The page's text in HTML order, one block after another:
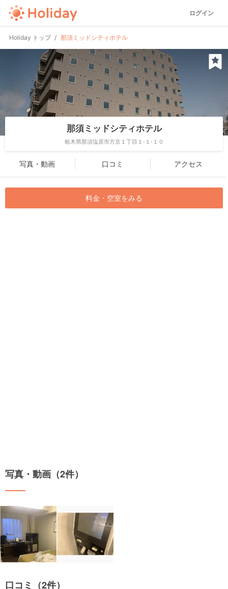
ログイン
Holiday トップ 那須ミッドシティホテル
那須ミッドシティホテル
栃木県那須塩原市方京１丁目１-１-１０
写真・動画 口コミ アクセス
料金・空室をみる
写真・動画（2件）
口コミ（2件）